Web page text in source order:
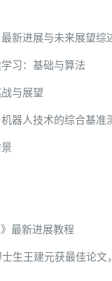
新进展与未来展望综
习：基础与算法
与展望
器人技术的综合基准
最新进展教程
生王建元获最佳论文